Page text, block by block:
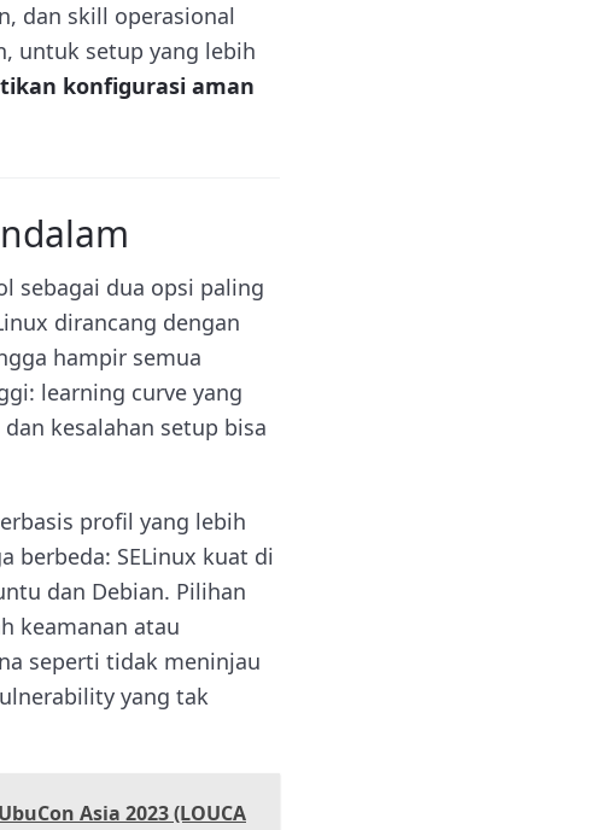
dan skill operasional
untuk setup yang lebih
konfigurasi aman
sebagai dua opsi paling
dirancang dengan
hampir semua
learning curve yang
kesalahan setup bisa
profil yang lebih
berbeda: SELinux kuat di
dan Debian. Pilihan
keamanan atau
seperti tidak meninjau
yang tak
Asia 2023 (LOUCA